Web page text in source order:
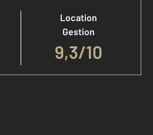
Location
Gestion
9,3/10